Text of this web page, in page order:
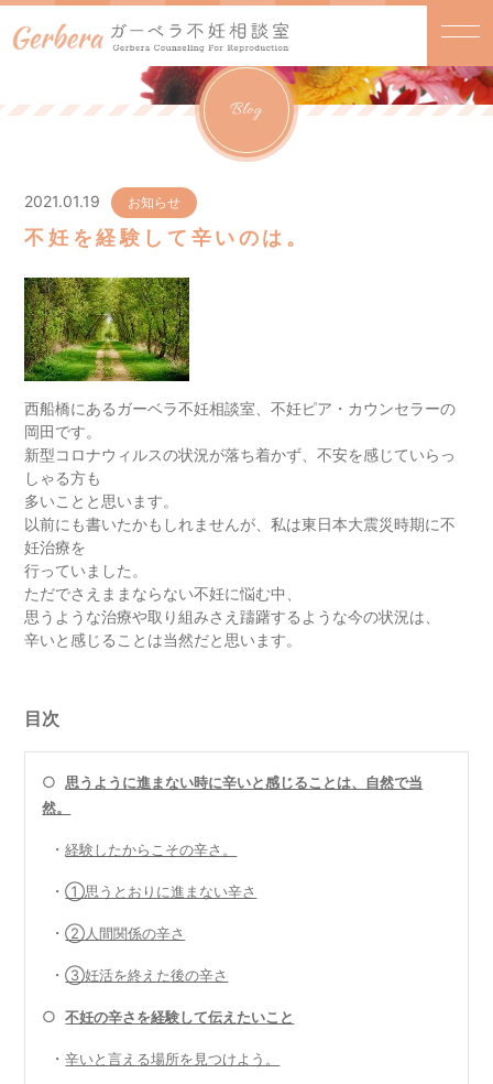
Blog
2021.01.19 お知らせ
不妊を経験して辛いのは。
西船橋にあるガーベラ不妊相談室、不妊ピア・カウンセラーの
岡田です。
新型コロナウィルスの状況が落ち着かず、不安を感じていらっ
しゃる方も
多いことと思います。
以前にも書いたかもしれませんが、私は東日本大震災時期に不
妊治療を
行っていました。
ただでさえままならない不妊に悩む中、
思うような治療や取り組みさえ躊躇するような今の状況は、
辛いと感じることは当然だと思います。
目次
○思うように進まない時に辛いと感じることは、自然で当
然。
・経験したからこその辛さ。
・①思うとおりに進まない辛さ
・②人間関係の辛さ
・③妊活を終えた後の辛さ
○不妊の辛さを経験して伝えたいこと
・辛いと言える場所を見つけよう。